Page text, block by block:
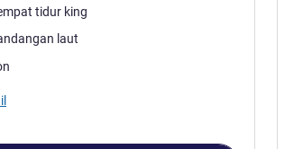
tidur king
laut
akomodasi: